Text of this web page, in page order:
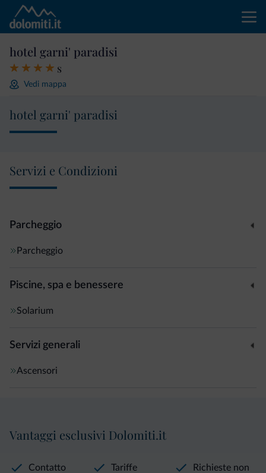
hotel garni' paradisi
s
Vedi mappa
hotel garni' paradisi
Servizi e Condizioni
Parcheggio
Parcheggio
Piscine, spa e benessere
Solarium
Servizi generali
Ascensori
Vantaggi esclusivi Dolomiti.it
Contatto
Tariffe
Richieste non